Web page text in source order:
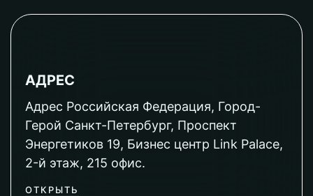
АДРЕС
Адрес Российская Федерация, Город-
Герой Санкт-Петербург, Проспект
Энергетиков 19, Бизнес центр Link Palace,
2-й этаж, 215 офис.
ОТКРЫТЬ